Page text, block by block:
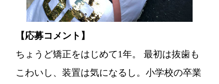
【応募コメント】
ちょうど矯正をはじめて1年。 最初は抜歯も
こわいし、装置は気になるし。小学校の卒業